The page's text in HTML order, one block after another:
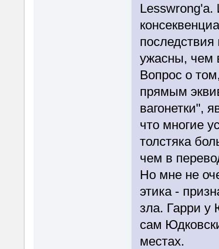
ужасны, чем
Вопрос о
прямым
вагонетки",
что многие
толстяка
чем в
Но мне не
этика -
зла. Гарри у
сам
местах.